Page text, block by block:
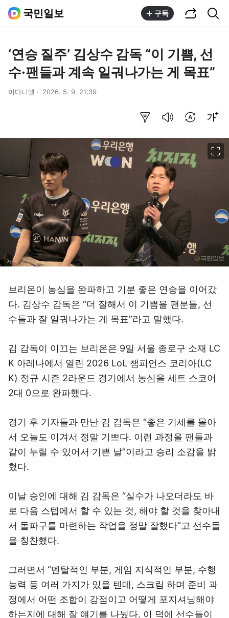
국민일보 구독
‘연승 질주’ 김상수 감독 “이 기쁨, 선
수·팬들과 계속 일궈나가는 게 목표”
이다니엘 2026. 5. 9. 21:39
브리온이 농심을 완파하고 기분 좋은 연승을 이어갔
다. 김상수 감독은 “더 잘해서 이 기쁨을 팬분들, 선
수들과 잘 일궈나가는 게 목표”라고 말했다.
김 감독이 이끄는 브리온은 9일 서울 종로구 소재 LC
K 아레나에서 열린 2026 LoL 챔피언스 코리아(LC
K) 정규 시즌 2라운드 경기에서 농심을 세트 스코어
2대 0으로 완파했다.
경기 후 기자들과 만난 김 감독은 “좋은 기세를 몰아
서 오늘도 이겨서 정말 기쁘다. 이런 과정을 팬들과
같이 누릴 수 있어서 기쁜 날”이라고 승리 소감을 밝
혔다.
이날 승인에 대해 김 감독은 “실수가 나오더라도 바
로 다음 스텝에서 할 수 있는 것, 해야 할 것을 찾아내
서 돌파구를 마련하는 작업을 정말 잘했다”고 선수들
을 칭찬했다.
그러면서 “멘탈적인 부분, 게임 지식적인 부분, 수행
능력 등 여러 가지가 있을 텐데, 스크림 하며 준비 과
정에서 어떤 조합이 강점이고 어떻게 포지셔닝해야
하는지에 대해 잘 얘기를 나눴다. 이 덕에 선수들이